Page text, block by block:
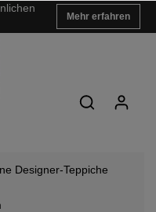
Mehr erfahren
Designer-Teppiche